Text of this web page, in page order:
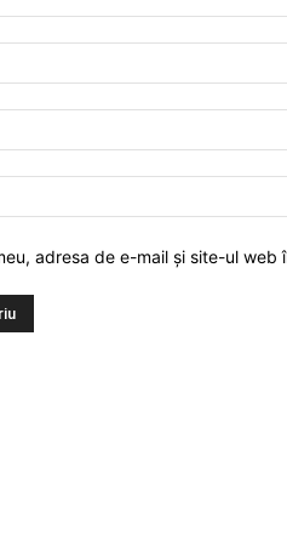
adresa de e-mail și site-ul